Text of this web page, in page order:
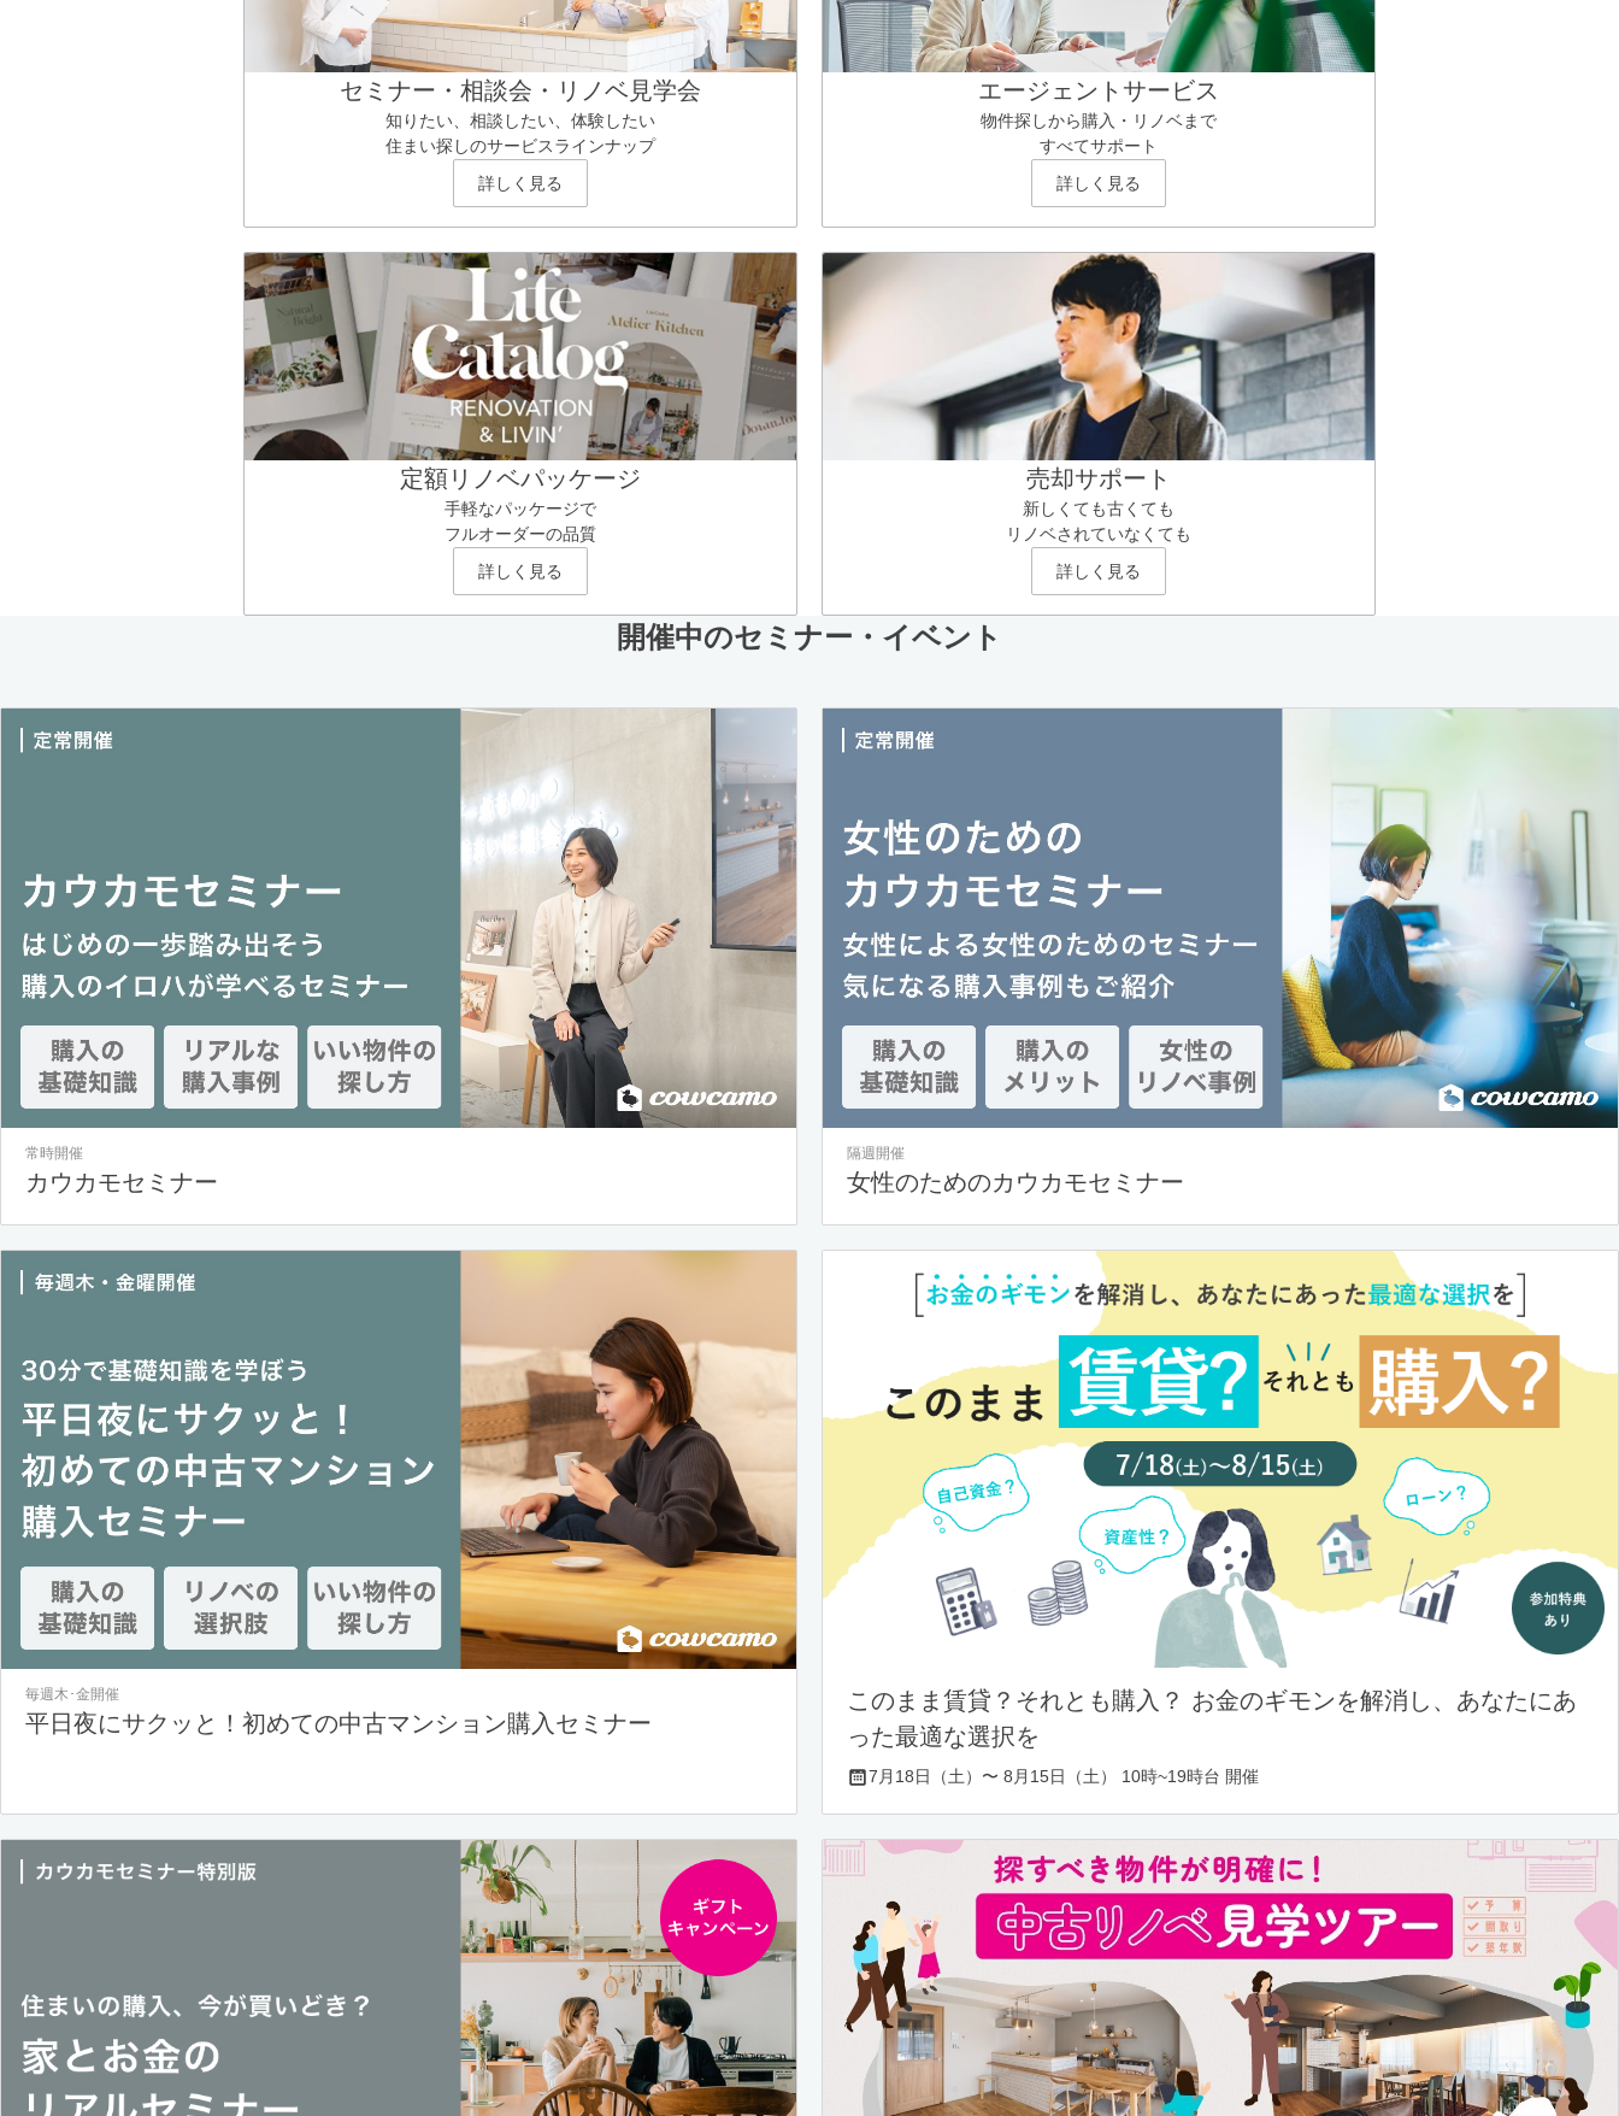
セミナー・相談会・リノベ見学会
知りたい、相談したい、体験したい
住まい探しのサービスラインナップ
詳しく見る
エージェントサービス
物件探しから購入・リノベまで
すべてサポート
詳しく見る
定額リノベパッケージ
手軽なパッケージで
フルオーダーの品質
詳しく見る
売却サポート
新しくても古くても
リノベされていなくても
詳しく見る
開催中のセミナー・イベント
常時開催
カウカモセミナー
隔週開催
女性のためのカウカモセミナー
毎週木･金開催
平日夜にサクッと！初めての中古マンション購入セミナー
このまま賃貸？それとも購入？ お金のギモンを解消し、あなたにあ
った最適な選択を
7月18日（土）〜 8月15日（土） 10時~19時台 開催